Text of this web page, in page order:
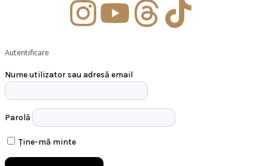
Autentificare
Nume utilizator sau adresă email
Parolă
Ține-mă minte